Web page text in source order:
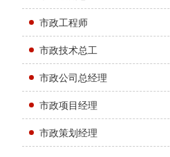
市政工程师
市政技术总工
市政公司总经理
市政项目经理
市政策划经理